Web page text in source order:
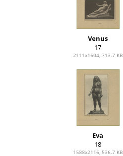
Venus
17
2111x1604, 713.7 KB
Eva
18
1588x2116, 536.7 KB